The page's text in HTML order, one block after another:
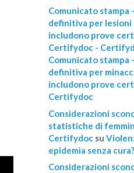
Comunicato stampa
definitiva per lesioni
includono prove
Certifydoc -
Comunicato stampa
definitiva per
includono prove
Certifydoc
Considerazioni
statistiche di
Certifydocsu
epidemìa senza cura?
Considerazioni